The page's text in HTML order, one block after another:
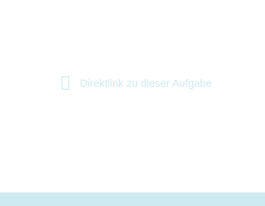
Direktlink zu dieser Aufgabe